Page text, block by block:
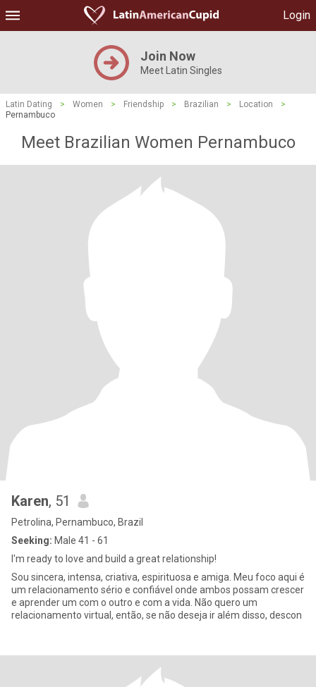
Login
Join Now
Meet Latin Singles
Latin Dating > Women > Friendship > Brazilian > Location
>
Pernambuco
Meet Brazilian Women Pernambuco
Karen, 51
Petrolina, Pernambuco, Brazil
Seeking: Male 41 - 61
I'm ready to love and build a great relationship!
Sou sincera, intensa, criativa, espirituosa e amiga. Meu foco aqui é
um relacionamento sério e confiável onde ambos possam crescer
e aprender um com o outro e com a vida. Não quero um
relacionamento virtual, então, se não deseja ir além disso, descon